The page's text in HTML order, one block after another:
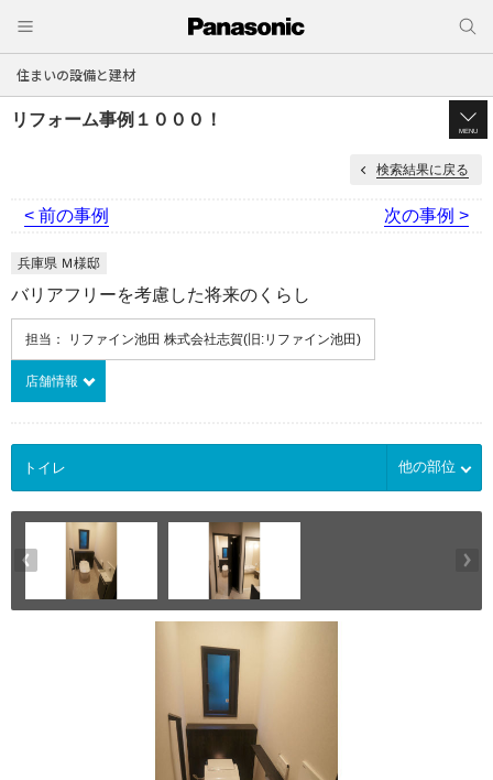
住まいの設備と建材
リフォーム事例１０００！
MENU
検索結果に戻る
< 前の事例 次の事例 >
兵庫県 Ｍ様邸
バリアフリーを考慮した将来のくらし
担当： リファイン池田 株式会社志賀(旧:リファイン池田)
店舗情報
他の部位